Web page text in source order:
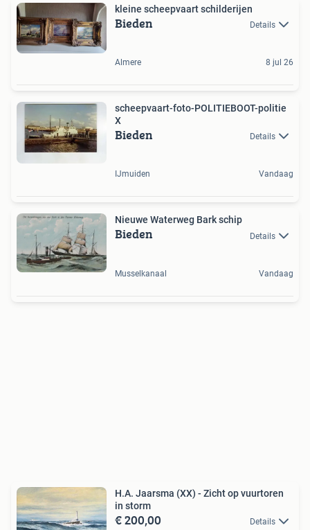
kleine scheepvaart schilderijen
Bieden Details
Almere 8 jul 26
scheepvaart-foto-POLITIEBOOT-politie
X
Bieden Details
IJmuiden Vandaag
Nieuwe Waterweg Bark schip
Bieden Details
Musselkanaal Vandaag
H.A. Jaarsma (XX) - Zicht op vuurtoren
in storm
€ 200,00 Details